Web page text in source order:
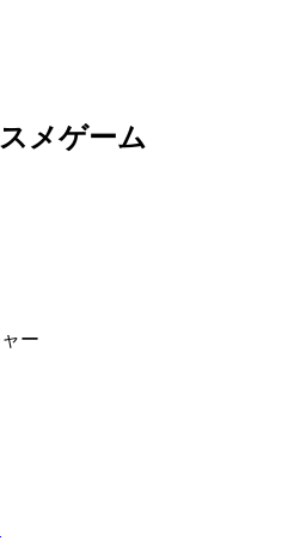
メゲーム
ー